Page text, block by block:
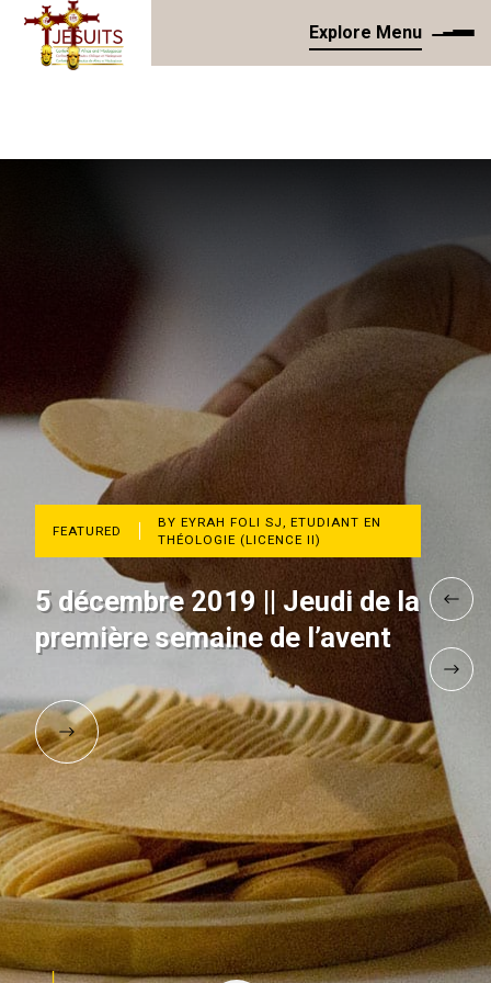
Explore Menu
FEATURED
BY EYRAH FOLI SJ, ETUDIANT EN
THÉOLOGIE (LICENCE II)
5 décembre 2019 || Jeudi de la
première semaine de l’avent